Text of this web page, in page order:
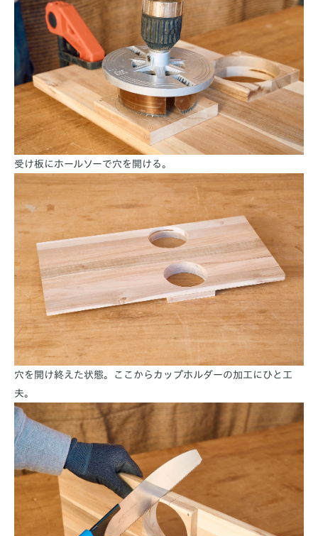
受け板にホールソーで穴を開ける。
穴を開け終えた状態。ここからカップホルダーの加工にひと工
夫。